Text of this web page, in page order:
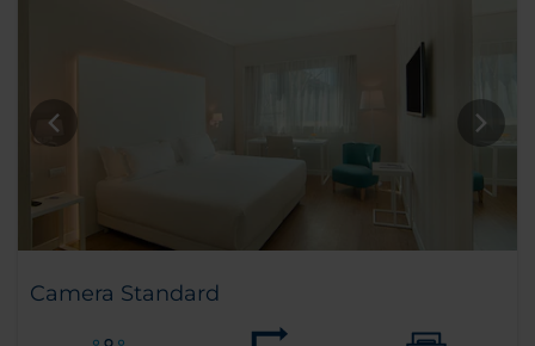
Camera Standard